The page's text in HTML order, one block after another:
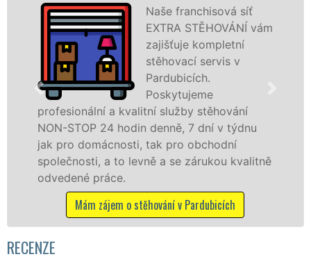
Naše franchisová síť
EXTRA STĚHOVÁNÍ vám
zajišťuje kompletní
stěhovací servis v
Pardubicích.
Poskytujeme
a kvalitní služby stěhování
24 hodin denně, 7 dní v týdnu
tak pro obchodní
a to levně a se zárukou kvalitně
zájem o stěhování v Pardubicích
služby
celém
Nabízíme
RECENZE